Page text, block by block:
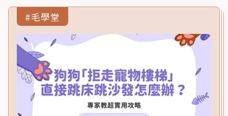
#毛學堂